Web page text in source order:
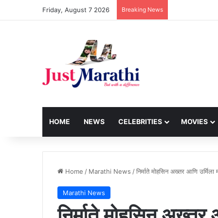
Friday, August 7 2026 Breaking News
HOME NEWS CELEBRITIES MOVIES
Home / Marathi News /निर्माते मोहसिन अख्तर आणि
Marathi News